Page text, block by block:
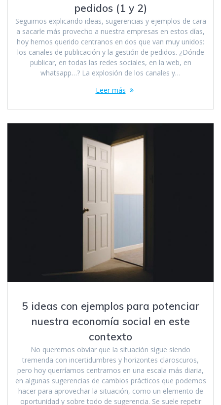
pedidos (1 y 2)
Seguimos explicando ideas, sugerencias y ejemplos de cara
a sacarle más provecho a nuestra empresas en estos días,
hoy hemos querido centranos en dos que van muy unidos:
los canales de publicación y la gestión de pedidos. ¿Dónde
publicar, en todas las redes sociales, en la web, en
whatsapp…? La explosión de los canales y…
Leer más
5 ideas con ejemplos para potenciar
nuestra economía social en este
contexto
No queremos obviar que la situación sigue siendo
tremenda con incertidumbres y horizontes claroscuros,
pero hoy querríamos centrarnos en una escala más diaria,
en algunas sugerencias de cambios prácticos que podemos
hacer para aprovechar la situación, como un elemento de
oportunidad y sobre todo de sugerencia. Se suele repetir